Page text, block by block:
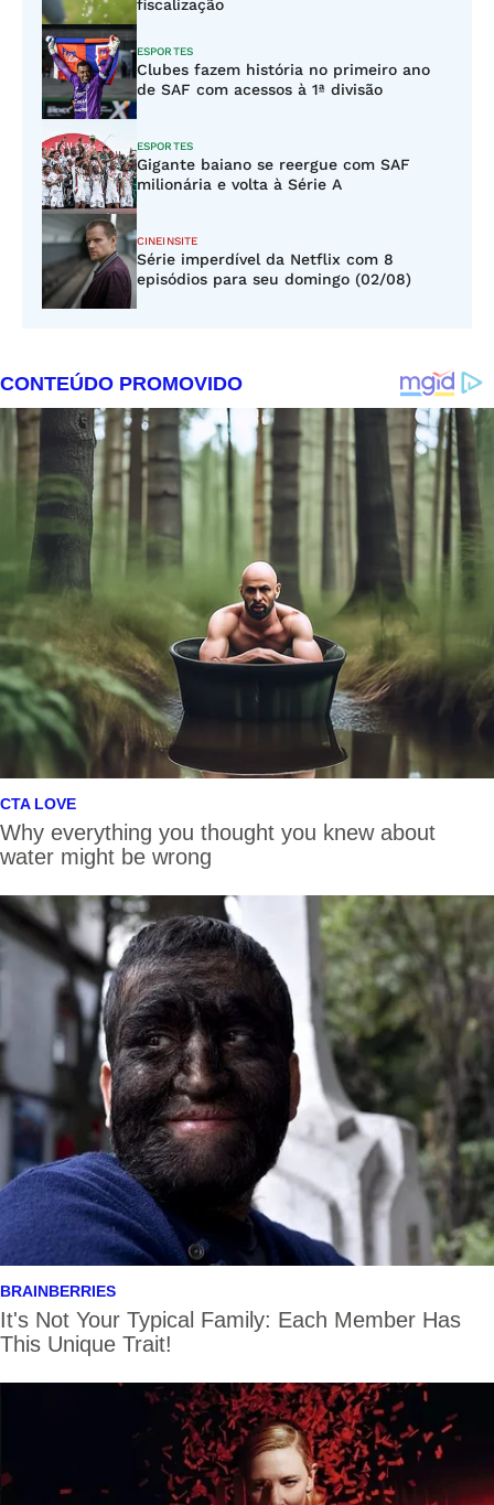
fiscalização
ESPORTES
Clubes fazem história no primeiro ano
de SAF com acessos à 1ª divisão
ESPORTES
Gigante baiano se reergue com SAF
milionária e volta à Série A
CINEINSITE
Série imperdível da Netflix com 8
episódios para seu domingo (02/08)